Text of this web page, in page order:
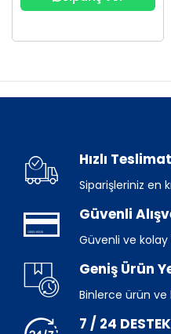
Hızlı Teslimat
Siparişleriniz en
Güvenli
Güvenli ve
Geniş Ürün
Binlerce ürün
7 / 24 DESTEK